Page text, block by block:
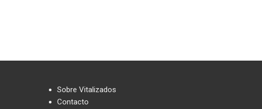
Sobre Vitalizados
Contacto